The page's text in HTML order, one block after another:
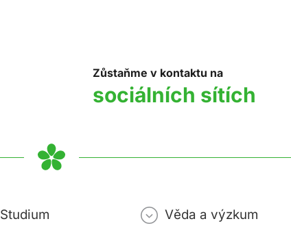
Zůstaňme v kontaktu na
sociálních sítích
Studium Věda a výzkum